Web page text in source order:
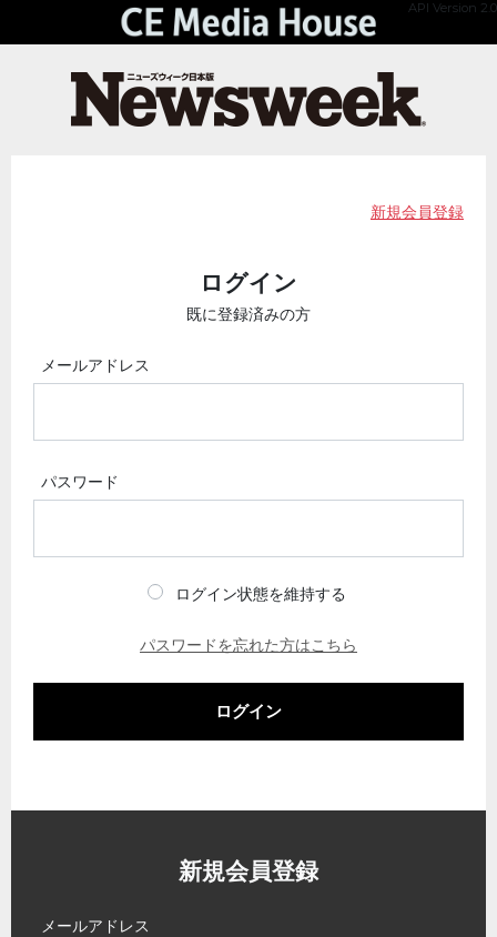
API Version 2.0
新規会員登録
ログイン
既に登録済みの方
メールアドレス
パスワード
ログイン状態を維持する
パスワードを忘れた方はこちら
ログイン
新規会員登録
メールアドレス